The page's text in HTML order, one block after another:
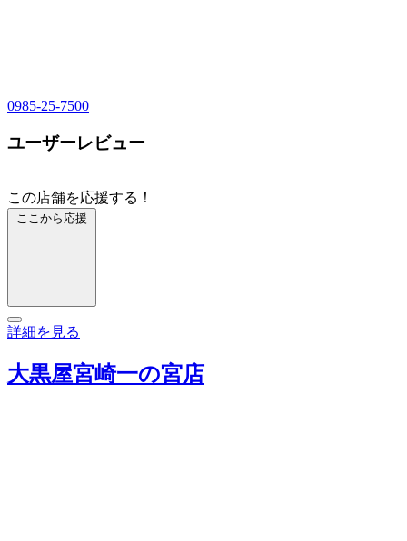
0985-25-7500
ユーザーレビュー
この店舗を応援する！
ここから応援
詳細を見る
大黒屋宮崎一の宮店